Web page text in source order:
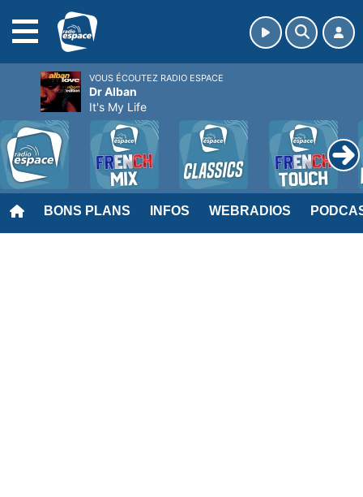
BONS PLANS INFOS WEBRADIOS
VOUS ÉCOUTEZ RADIO ESPACE
Dr Alban
It's My Life